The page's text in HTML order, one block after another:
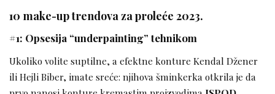
10 make-up trendova za proleće 2023.
#1: Opsesija “underpainting” tehnikom
Ukoliko volite suptilne, a efektne konture Kendal Džener
ili Hejli Biber, imate sreće: njihova šminkerka otkrila je da